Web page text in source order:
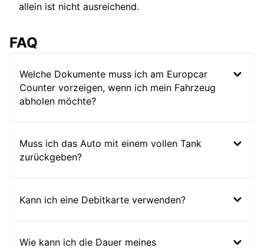
allein ist nicht ausreichend.
FAQ
Welche Dokumente muss ich am Europcar
Counter vorzeigen, wenn ich mein Fahrzeug
abholen möchte?
Muss ich das Auto mit einem vollen Tank
zurückgeben?
Kann ich eine Debitkarte verwenden?
Wie kann ich die Dauer meines